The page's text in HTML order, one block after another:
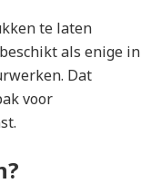
te laten
als enige in
Dat
voor
.